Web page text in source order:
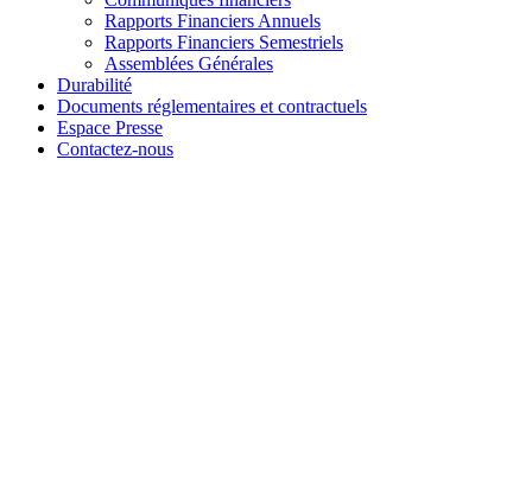
Rapports Financiers Annuels
Rapports Financiers Semestriels
Assemblées Générales
Durabilité
Documents réglementaires et contractuels
Espace Presse
Contactez-nous